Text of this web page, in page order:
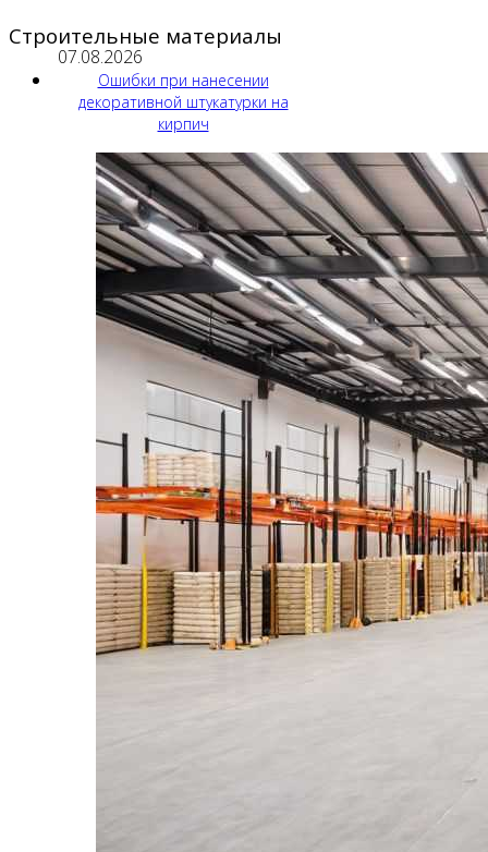
Строительные материалы
07.08.2026
Ошибки при нанесении
декоративной штукатурки на
кирпич